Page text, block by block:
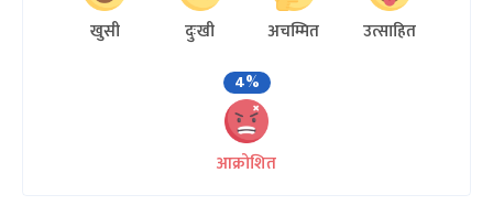
खुसी दुःखी अचम्मित
उत्साहित
4%
आक्रोशित